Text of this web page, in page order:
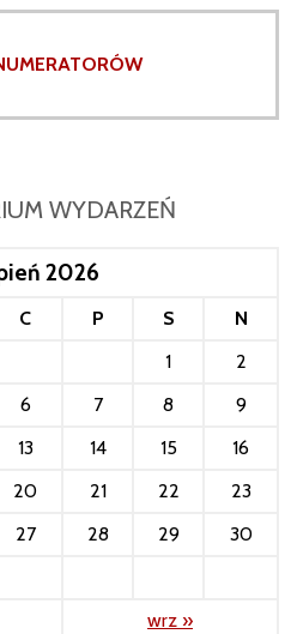
WYDARZEŃ
2026
C P S
N
1
2
6 7 8
9
13 14 15
16
20 21 22
23
27 28 29
30
wrz »